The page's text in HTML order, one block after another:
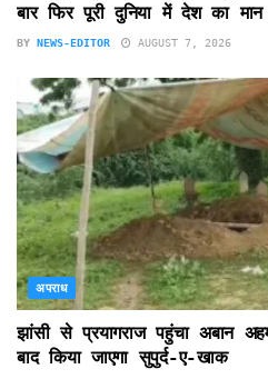
बार फिर पूरी दुनिया में देश का मान
BY NEWS-EDITOR AUGUST 7, 2026
अपराध
झांसी से प्रयागराज पहुंचा अबान
बाद किया जाएगा सुपुर्द-ए-खाक